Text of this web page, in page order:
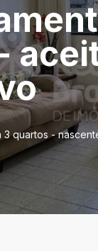
3 quartos -